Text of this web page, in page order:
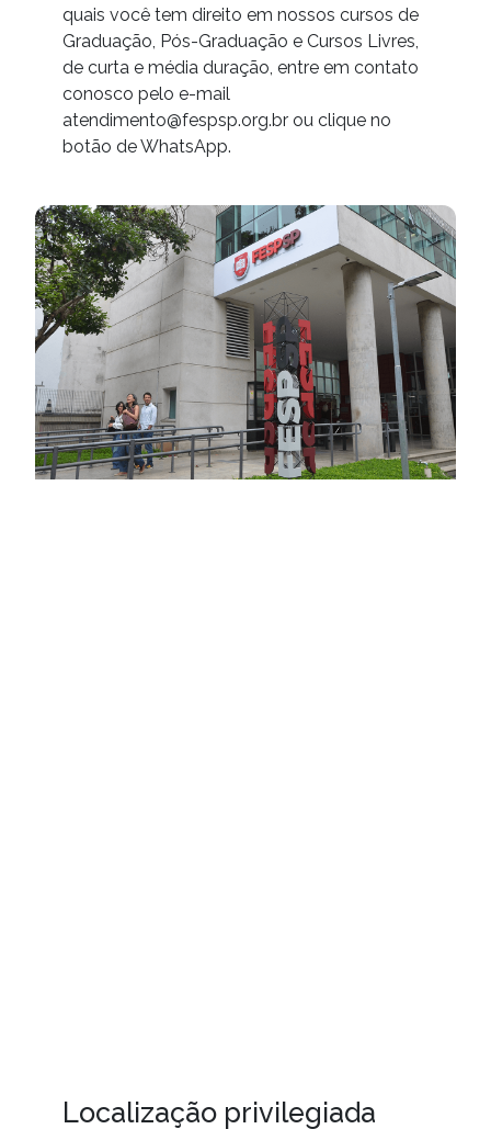
quais você tem direito em nossos cursos de
Graduação, Pós-Graduação e Cursos Livres,
de curta e média duração, entre em contato
conosco pelo e-mail
atendimento@fespsp.org.br ou clique no
botão de WhatsApp.
Localização privilegiada